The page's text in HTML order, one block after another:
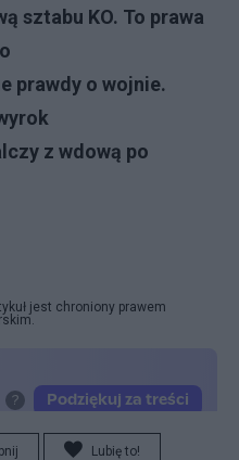
sztabu KO. To prawa
prawdy o wojnie.
z wdową po
jest chroniony prawem
Lubię to!